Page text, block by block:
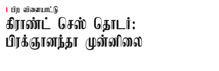
பிற விளையாட்டு
கிராண்ட் செஸ் தொடர்:
பிரக்ஞானந்தா முன்னிலை